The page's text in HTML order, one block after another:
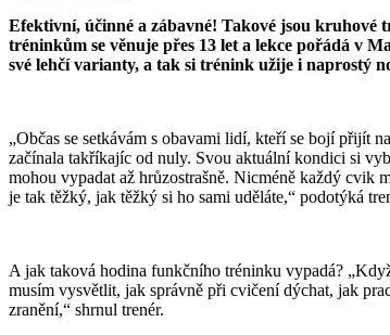
Efektivní, účinné a zábavné! Takové jsou
tréninkům se věnuje přes 13 let a lekce pořádá v
své lehčí varianty, a tak si trénink užije i naprostý
„Občas se setkávám s obavami lidí, kteří se bojí přijít
začínala takříkajíc od nuly. Svou aktuální kondici si
mohou vypadat až hrůzostrašně. Nicméně každý cvik
je tak těžký, jak těžký si ho sami uděláte,“ podotýká
A jak taková hodina funkčního tréninku vypadá?
musím vysvětlit, jak správně při cvičení dýchat, jak
zranění,“ shrnul trenér.